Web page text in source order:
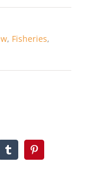
, Fisheries,
andTumblrPinterest